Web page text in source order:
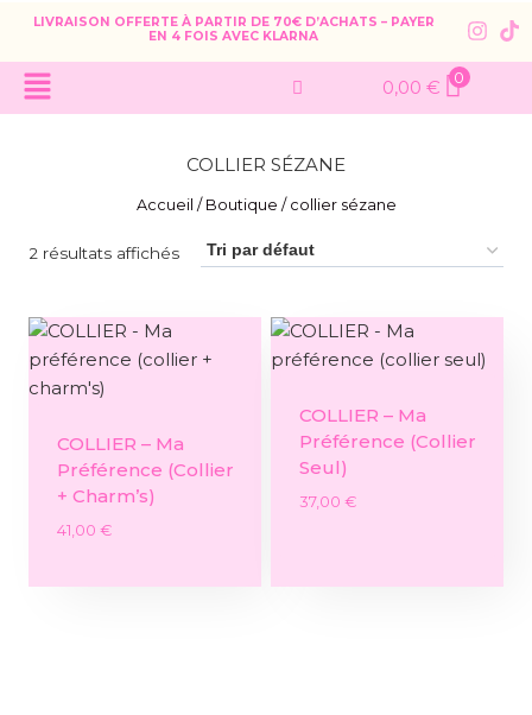
LIVRAISON OFFERTE À PARTIR DE 70€ D’ACHATS – PAYER
EN 4 FOIS AVEC KLARNA
0,00 € 0
COLLIER SÉZANE
Accueil / Boutique / collier sézane
2 résultats affichés
COLLIER – Ma
Préférence (collier
+ Charm’s)
41,00 €
COLLIER – Ma
Préférence (collier
Seul)
37,00 €